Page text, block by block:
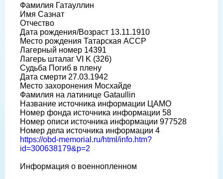
Фамилия Гатауллин
Имя Сазнат
Отчество
Дата рождения/Возраст 13.11.1910
Место рождения Татарская АССР
Лагерный номер 14391
Лагерь шталаг VI K (326)
Судьба Погиб в плену
Дата смерти 27.03.1942
Место захоронения Мосхайде
Фамилия на латинице Gataullin
Название источника информации ЦАМО
Номер фонда источника информации 58
Номер описи источника информации 977528
Номер дела источника информации 4
https://obd-memorial.ru/html/info.htm?
id=300638179&p=2
Информация о военнопленном